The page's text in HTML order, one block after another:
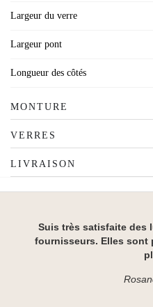
Largeur du verre
Largeur pont
Longueur des côtés
MONTURE
VERRES
LIVRAISON
Suis très satisfaite des
fournisseurs. Elles sont